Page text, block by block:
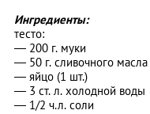
Ингредиенты:
тесто:
— 200 г. муки
— 50 г. сливочного масла
— яйцо (1 шт.)
— 3 ст. л. холодной воды
— 1/2 ч.л. соли